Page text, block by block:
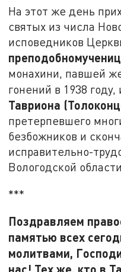
На этот же день
святых из числа
исповедников
монахини, павшей
гонений в 1938 году,
Тавриона
претерпевшего
безбожников и
исправительно-
Вологодской
***
Поздравляем
памятью всех
молитвами,